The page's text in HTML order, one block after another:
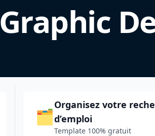
Graphic
🗂️
Organisez votre
d’emploi
Template 100% gratuit